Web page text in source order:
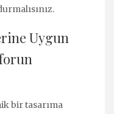
Uygun
bir tasarıma